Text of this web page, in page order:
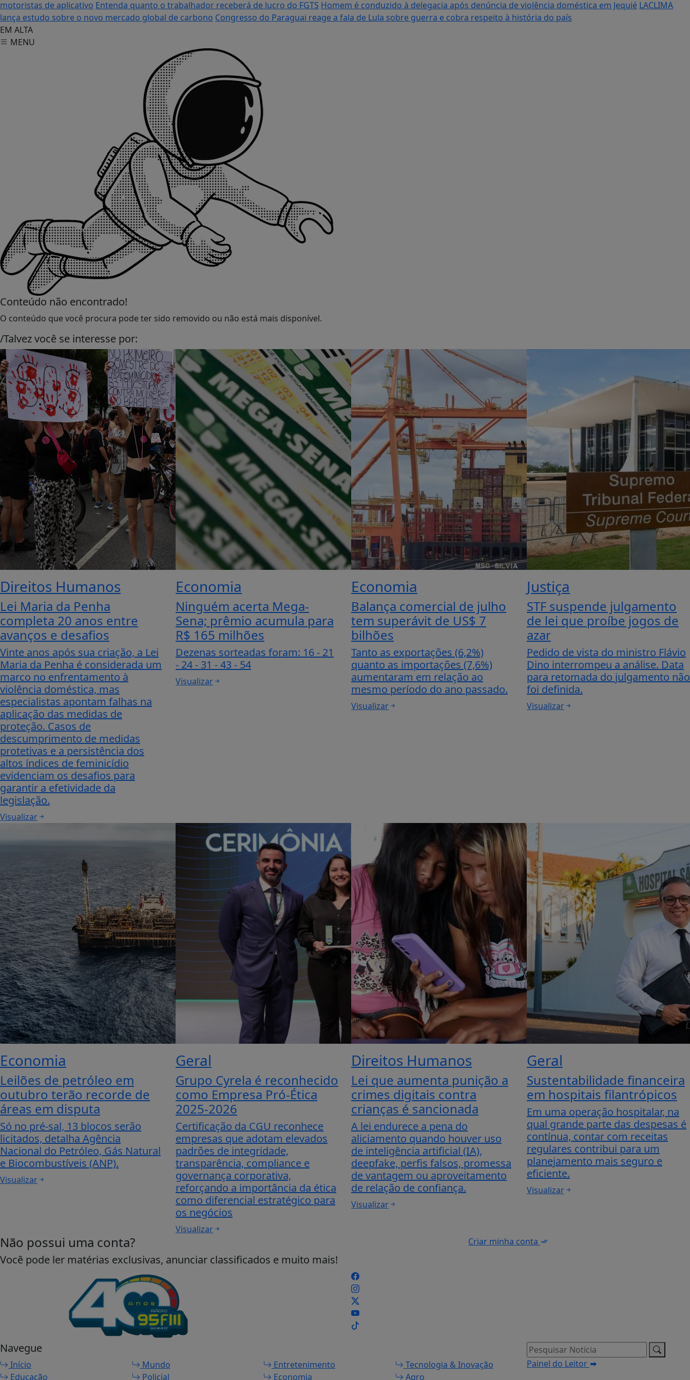
motoristas de aplicativo Entenda quanto o trabalhador receberá de lucro do FGTS Homem é conduzido à delegacia após denúncia de violência doméstica em Jequié LACLIMA
lança estudo sobre o novo mercado global de carbono Congresso do Paraguai reage a fala de Lula sobre guerra e cobra respeito à história do país
EM ALTA
MENU
Conteúdo não encontrado!
O conteúdo que você procura pode ter sido removido ou não está mais disponível.
/Talvez você se interesse por:
Direitos Humanos
Lei Maria da Penha
completa 20 anos entre
avanços e desafios
Vinte anos após sua criação, a Lei
Maria da Penha é considerada um
marco no enfrentamento à
violência doméstica, mas
especialistas apontam falhas na
aplicação das medidas de
proteção. Casos de
descumprimento de medidas
protetivas e a persistência dos
altos índices de feminicídio
evidenciam os desafios para
garantir a efetividade da
legislação.
Visualizar
Economia
Ninguém acerta Mega-
Sena; prêmio acumula para
R$ 165 milhões
Dezenas sorteadas foram: 16 - 21
- 24 - 31 - 43 - 54
Visualizar
Economia
Balança comercial de julho
tem superávit de US$ 7
bilhões
Tanto as exportações (6,2%)
quanto as importações (7,6%)
aumentaram em relação ao
mesmo período do ano passado.
Visualizar
Justiça
STF suspende julgamento
de lei que proíbe jogos de
azar
Pedido de vista do ministro Flávio
Dino interrompeu a análise. Data
para retomada do julgamento não
foi definida.
Visualizar
Economia
Leilões de petróleo em
outubro terão recorde de
áreas em disputa
Só no pré-sal, 13 blocos serão
licitados, detalha Agência
Nacional do Petróleo, Gás Natural
e Biocombustíveis (ANP).
Visualizar
Geral
Grupo Cyrela é reconhecido
como Empresa Pró-Ética
2025-2026
Certificação da CGU reconhece
empresas que adotam elevados
padrões de integridade,
transparência, compliance e
governança corporativa,
reforçando a importância da ética
como diferencial estratégico para
os negócios
Visualizar
Direitos Humanos
Lei que aumenta punição a
crimes digitais contra
crianças é sancionada
A lei endurece a pena do
aliciamento quando houver uso
de inteligência artificial (IA),
deepfake, perfis falsos, promessa
de vantagem ou aproveitamento
de relação de confiança.
Visualizar
Geral
Sustentabilidade financeira
em hospitais filantrópicos
Em uma operação hospitalar, na
qual grande parte das despesas é
contínua, contar com receitas
regulares contribui para um
planejamento mais seguro e
eficiente.
Visualizar
Não possui uma conta?
Você pode ler matérias exclusivas, anunciar classificados e muito mais!
Criar minha conta
Navegue
Início Mundo Entretenimento
Tecnologia & Inovação
Educação
Policial Economia Agro
Pesquisar Notícia
Painel do Leitor